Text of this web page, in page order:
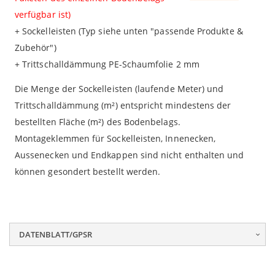
verfügbar ist)
+ Sockelleisten (Typ siehe unten "passende Produkte &
Zubehör")
+ Trittschalldämmung PE-Schaumfolie 2 mm
Die Menge der Sockelleisten (laufende Meter) und
Trittschalldämmung (m²) entspricht mindestens der
bestellten Fläche (m²) des Bodenbelags.
Montageklemmen für Sockelleisten, Innenecken,
Aussenecken und Endkappen sind nicht enthalten und
können gesondert bestellt werden.
DATENBLATT/GPSR